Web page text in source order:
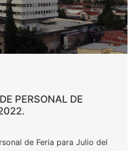
PERSONAL DE
de Feria para Julio del